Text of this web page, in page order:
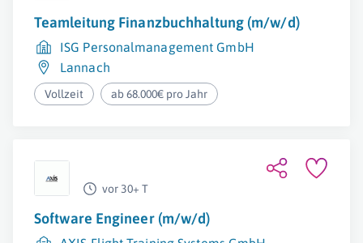
Teamleitung Finanzbuchhaltung (m/w/d)
ISG Personalmanagement GmbH
Lannach
Vollzeit ab 68.000€ pro Jahr
vor 30+ T
Software Engineer (m/w/d)